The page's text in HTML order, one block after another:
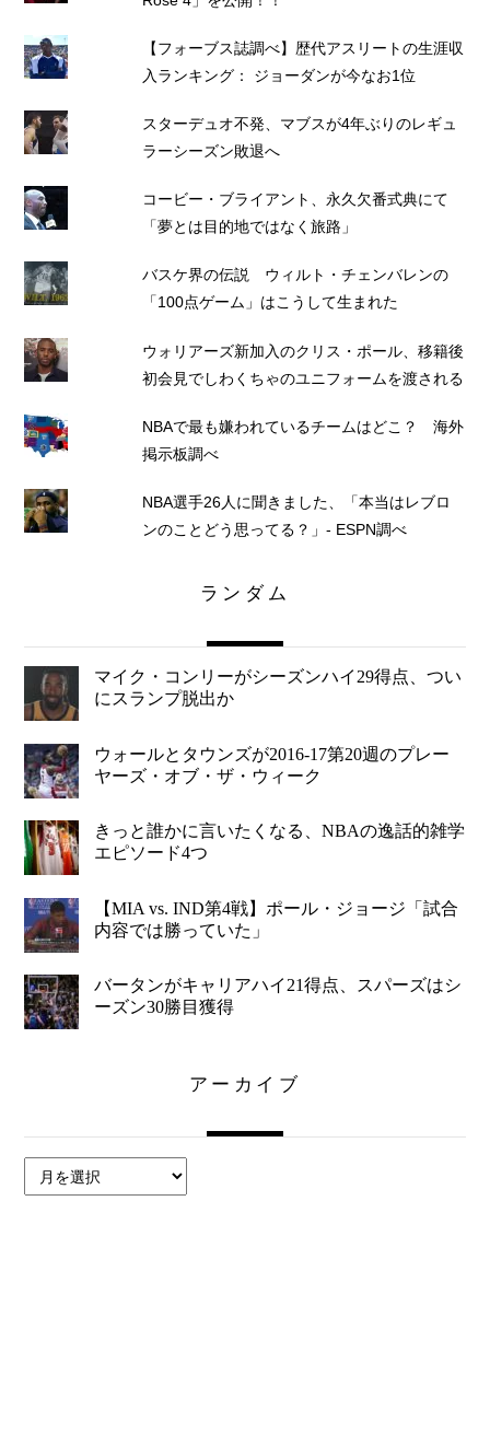
【フォーブス誌調べ】歴代アスリートの生涯収
入ランキング： ジョーダンが今なお1位
スターデュオ不発、マブスが4年ぶりのレギュ
ラーシーズン敗退へ
コービー・ブライアント、永久欠番式典にて
「夢とは目的地ではなく旅路」
バスケ界の伝説 ウィルト・チェンバレンの
「100点ゲーム」はこうして生まれた
ウォリアーズ新加入のクリス・ポール、移籍後
初会見でしわくちゃのユニフォームを渡される
NBAで最も嫌われているチームはどこ？ 海外
掲示板調べ
NBA選手26人に聞きました、「本当はレブロ
ンのことどう思ってる？」- ESPN調べ
ランダム
マイク・コンリーがシーズンハイ29得点、つい
にスランプ脱出か
ウォールとタウンズが2016-17第20週のプレー
ヤーズ・オブ・ザ・ウィーク
きっと誰かに言いたくなる、NBAの逸話的雑学
エピソード4つ
【MIA vs. IND第4戦】ポール・ジョージ「試合
内容では勝っていた」
バータンがキャリアハイ21得点、スパーズはシ
ーズン30勝目獲得
アーカイブ
ー